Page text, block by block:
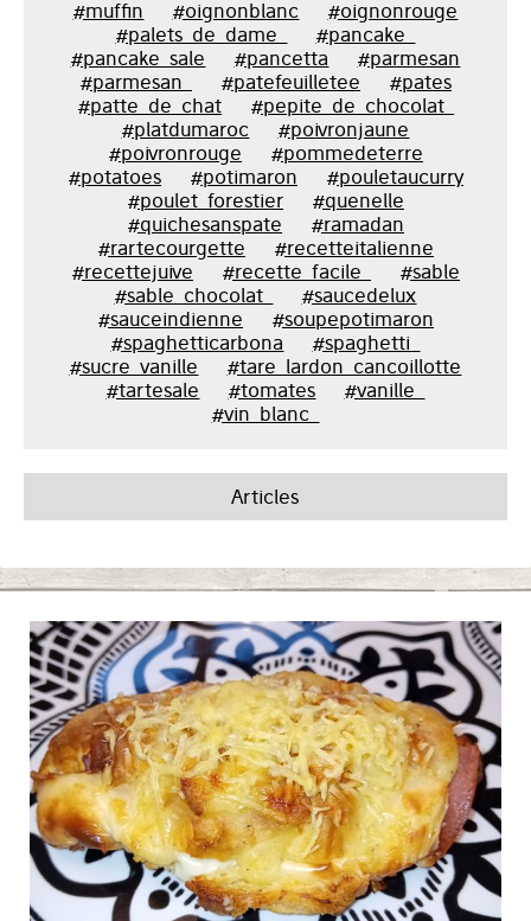
#muffin
#oignonblanc
#oignonrouge
#palets_de_dame_
#pancake_
#pancake_sale
#pancetta
#parmesan
#parmesan_
#patefeuilletee
#pates
#patte_de_chat
#pepite_de_chocolat_
#platdumaroc
#poivronjaune
#poivronrouge
#pommedeterre
#potatoes
#potimaron
#pouletaucurry
#poulet_forestier
#quenelle
#quichesanspate
#ramadan
#rartecourgette
#recetteitalienne
#recettejuive
#recette_facile_
#sable
#sable_chocolat_
#saucedelux
#sauceindienne
#soupepotimaron
#spaghetticarbona
#spaghetti_
#sucre_vanille
#tare_lardon_cancoillotte
#tartesale
#tomates
#vanille_
#vin_blanc_
Articles